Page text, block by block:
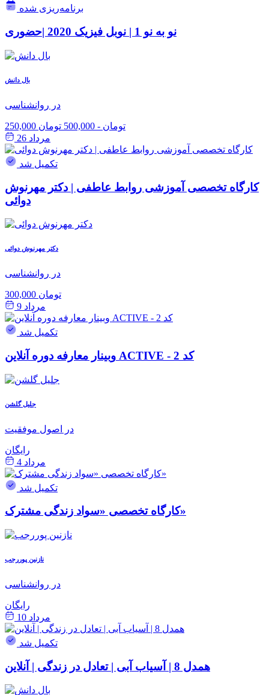
برنامه‌ریزی شده
نو به نو 1 | نوبل فیزیک 2020 |حضوری
بال دانش
در روانشناسی
250,000 تومان - 500,000 تومان
مرداد 26
تکمیل شد
کارگاه تخصصی آموزشی روابط عاطفی | دکتر مهرنوش
دوائی
دکتر مهرنوش دوائی
در روانشناسی
300,000 تومان
مرداد 9
تکمیل شد
وبینار معارفه دوره آنلاین ACTIVE - کد 2
جلیل گلشن
در اصول موفقیت
رایگان
مرداد 4
تکمیل شد
کارگاه تخصصی «سواد زندگی مشترک»
نازنین پوررجب
در روانشناسی
رایگان
مرداد 10
تکمیل شد
همدل 8 | آسیاب آبی | تعادل در زندگی | آنلاین